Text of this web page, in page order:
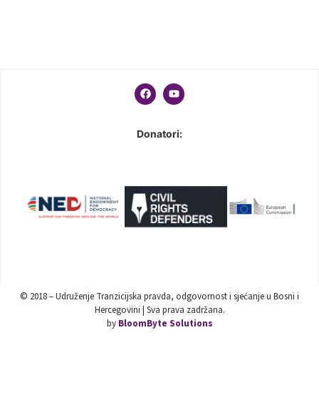
Donatori:
© 2018 – Udruženje Tranzicijska pravda, odgovornost i sjećanje u Bosni i
Hercegovini | Sva prava zadržana.
by BloomByte Solutions